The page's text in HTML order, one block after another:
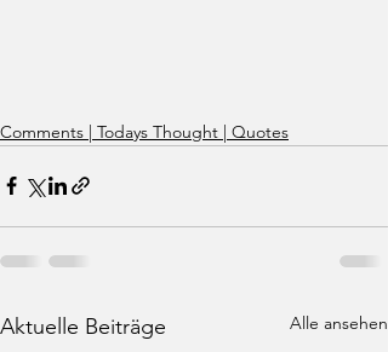
Comments | Todays Thought | Quotes
Aktuelle Beiträge Alle ansehen